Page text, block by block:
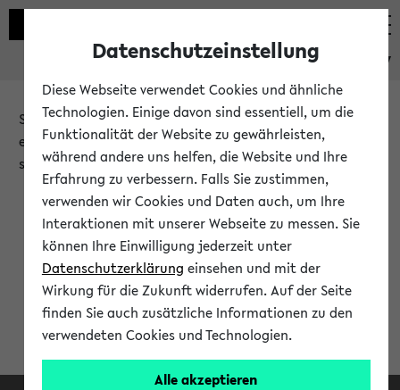
eKVV
Sie möchten auf eine eKVV Funktion zugreifen, die Ihnen
erst nach einer Anmeldung am System zur Verfügung
steht.
Bitte melden Sie sich an:
Anmeldung am eKVV
Datenschutzeinstellung
Diese Webseite verwendet Cookies und ähnliche
Technologien. Einige davon sind essentiell, um die
Funktionalität der Website zu gewährleisten,
während andere uns helfen, die Website und Ihre
Erfahrung zu verbessern. Falls Sie zustimmen,
verwenden wir Cookies und Daten auch, um Ihre
Interaktionen mit unserer Webseite zu messen. Sie
können Ihre Einwilligung jederzeit unter
Datenschutzerklärung einsehen und mit der
Wirkung für die Zukunft widerrufen. Auf der Seite
finden Sie auch zusätzliche Informationen zu den
verwendeten Cookies und Technologien.
Alle akzeptieren